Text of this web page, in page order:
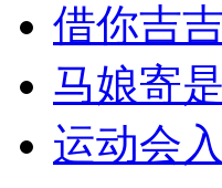
借你吉
马娘寄
运动会